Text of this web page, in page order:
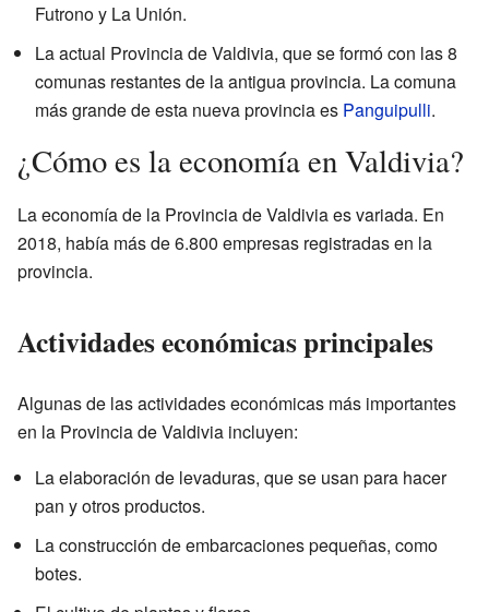
Futrono y La Unión.
La actual Provincia de Valdivia, que se formó con las 8
comunas restantes de la antigua provincia. La comuna
más grande de esta nueva provincia es Panguipulli.
¿Cómo es la economía en Valdivia?
La economía de la Provincia de Valdivia es variada. En
2018, había más de 6.800 empresas registradas en la
provincia.
Actividades económicas principales
Algunas de las actividades económicas más importantes
en la Provincia de Valdivia incluyen:
La elaboración de levaduras, que se usan para hacer
pan y otros productos.
La construcción de embarcaciones pequeñas, como
botes.